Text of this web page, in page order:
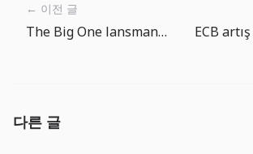
← 이전 글
The Big One lansman haftası notu: Oyuncu bir sonraki atışı bulsun
다른 글